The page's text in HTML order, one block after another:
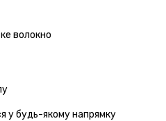
волокно
у будь-якому напрямку